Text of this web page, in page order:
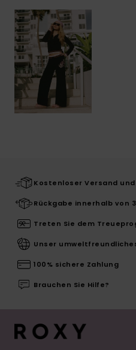
Kostenloser Versand
Rückgabe innerhalb von
Treten Sie dem
Unser
100% sichere Zahlung
Brauchen Sie Hilfe?